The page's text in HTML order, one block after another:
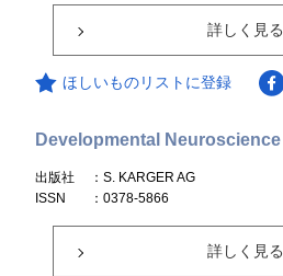
詳しく見る
ほしいものリストに登録
Developmental Neuroscience
出版社
：S. KARGER AG
ISSN
：0378-5866
詳しく見る